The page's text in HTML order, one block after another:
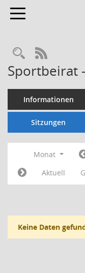
Toggle navigation
RSS-
Sportbeirat
Informationen
Sitzungen
Monat
Aktuell
Keine Daten